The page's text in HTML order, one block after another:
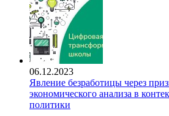
06.12.2023
Явление безработицы через
экономического анализа в
политики